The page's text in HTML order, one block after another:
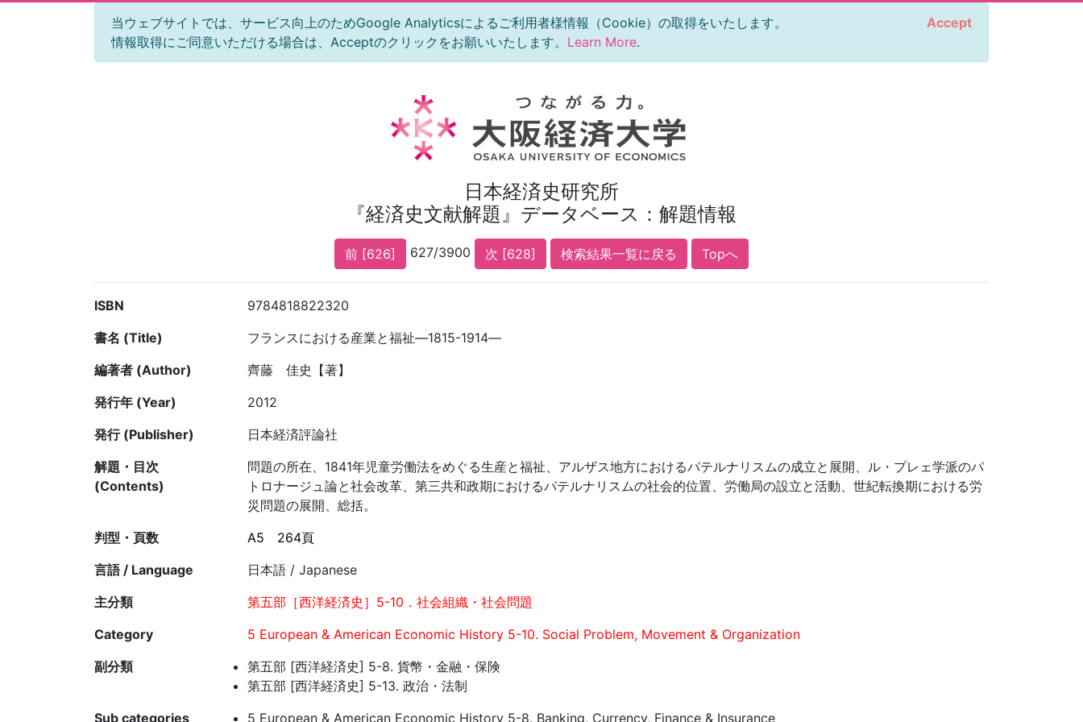
当ウェブサイトでは、サービス向上のためGoogle Analyticsによるご利用者様情報（Cookie）の取得をいたします。
情報取得にご同意いただける場合は、Acceptのクリックをお願いいたします。 Learn More.
Accept
日本経済史研究所
『経済史文献解題』データベース：解題情報
前 [626] 627/3900 次 [628] 検索結果一覧に戻る Topへ
ISBN
9784818822320
書名 (Title)
フランスにおける産業と福祉―1815-1914―
編著者 (Author)
齊藤 佳史【著】
発行年 (Year)
2012
発行 (Publisher)
日本経済評論社
解題・目次
(Contents)
問題の所在、1841年児童労働法をめぐる生産と福祉、アルザス地方におけるパテルナリスムの成立と展開、ル・プレェ学派のパ
トロナージュ論と社会改革、第三共和政期におけるパテルナリスムの社会的位置、労働局の設立と活動、世紀転換期における労
災問題の展開、総括。
判型・頁数
A5
264頁
言語 / Language
日本語 / Japanese
主分類
第五部［西洋経済史］5-10．社会組織・社会問題
Category
5 European & American Economic History 5-10. Social Problem, Movement & Organization
副分類
第五部 [西洋経済史] 5-8. 貨幣・金融・保険
第五部 [西洋経済史] 5-13. 政治・法制
Sub categories
5 European & American Economic History 5-8. Banking, Currency, Finance & Insurance